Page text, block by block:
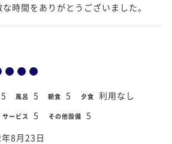
時間をありがとうございました。
5 風呂 5 朝食 5 夕食 利用なし
サービス 5 その他設備 5
8月23日